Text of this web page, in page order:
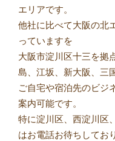
エリアです。
他社に比べて大阪の北
っていますを
大阪市淀川区十三を拠
島、江坂、新大阪、三
ご自宅や宿泊先のビジ
案内可能です。
特に淀川区、西淀川区
はお電話お待ちしてお